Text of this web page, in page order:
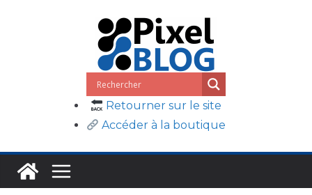
Retourner sur le site
Accéder à la boutique